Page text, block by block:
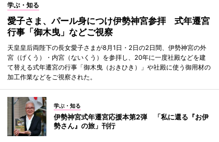
学ぶ・知る
愛子さま、パール身につけ伊勢神宮参拝 式年遷宮
行事「御木曳」などご視察
天皇皇后両陛下の長女愛子さまが8月1日・2日の2日間、伊勢神宮の外
宮（げくう）・内宮（ないくう）を参拝し、20年に一度社殿などを建
て替える式年遷宮の行事「御木曳（おきひき）」や社殿に使う御用材の
加工作業などをご視察された。
学ぶ・知る
伊勢神宮式年遷宮応援本第2弾 「私に還る『お伊
勢さん』の旅」刊行